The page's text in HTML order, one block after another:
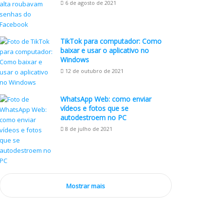
6 de agosto de 2021
TikTok para computador: Como
baixar e usar o aplicativo no
Windows
12 de outubro de 2021
WhatsApp Web: como enviar
vídeos e fotos que se
autodestroem no PC
8 de julho de 2021
Mostrar mais